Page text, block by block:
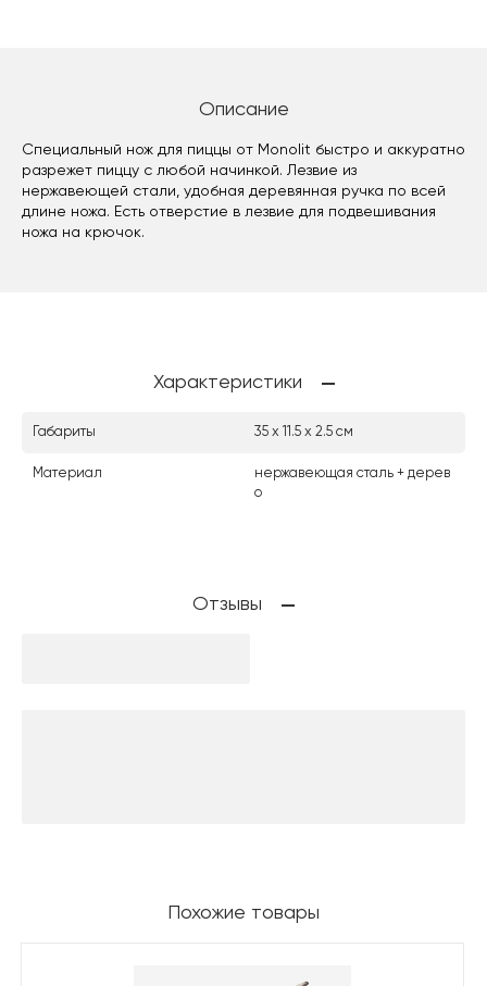
Описание
Специальный нож для пиццы от Monolit быстро и аккуратно
разрежет пиццу с любой начинкой. Лезвие из
нержавеющей стали, удобная деревянная ручка по всей
длине ножа. Есть отверстие в лезвие для подвешивания
ножа на крючок.
Характеристики
Габариты 35 х 11.5 х 2.5 см
Материал
нержавеющая сталь + дерев
о
Отзывы
Похожие товары